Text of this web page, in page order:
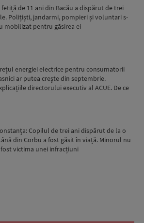
fetiță de 11 ani din Bacău a dispărut de trei
Polițiști, jandarmi, pompieri și voluntari s-
mobilizat pentru găsirea ei
energiei electrice pentru consumatorii
ar putea crește din septembrie.
directorului executiv al ACUE. De ce
Copilul de trei ani dispărut de la o
din Corbu a fost găsit în viață. Minorul nu
fost victima unei infracțiuni